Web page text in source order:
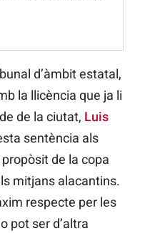
d’àmbit estatal,
la llicència que ja li
de la ciutat, Luis
sentència als
de la copa
mitjans alacantins.
respecte per les
pot ser d’altra